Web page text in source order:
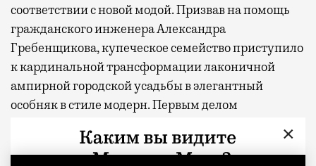
соответствии с новой модой. Призвав на помощь
гражданского инженера Александра
Гребенщикова, купеческое семейство приступило
к кардинальной трансформации лаконичной
ампирной городской усадьбы в элегантный
особняк в стиле модерн. Первым делом
стена. Одновременно южная торцевая
×